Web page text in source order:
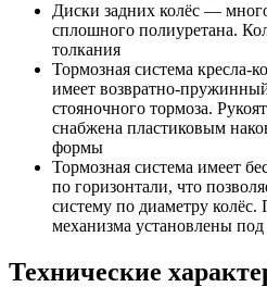
Диски задних колёс —
сплошного полиуретана.
толкания
Тормозная система кресла-
имеет возвратно-
стояночного тормоза.
снабжена пластиковым
формы
Тормозная система имеет
по горизонтали, что
систему по диаметру
механизма установлены под
Технические